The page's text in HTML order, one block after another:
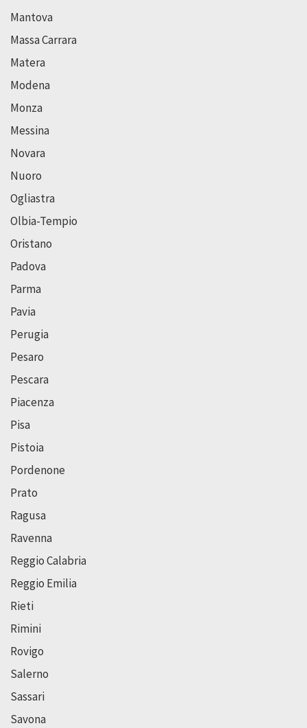
Mantova
Massa Carrara
Matera
Modena
Monza
Messina
Novara
Nuoro
Ogliastra
Olbia-Tempio
Oristano
Padova
Parma
Pavia
Perugia
Pesaro
Pescara
Piacenza
Pisa
Pistoia
Pordenone
Prato
Ragusa
Ravenna
Reggio Calabria
Reggio Emilia
Rieti
Rimini
Rovigo
Salerno
Sassari
Savona